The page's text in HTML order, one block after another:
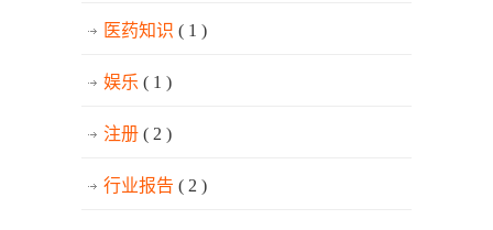
医药知识 ( 1 )
娱乐 ( 1 )
注册 ( 2 )
行业报告 ( 2 )